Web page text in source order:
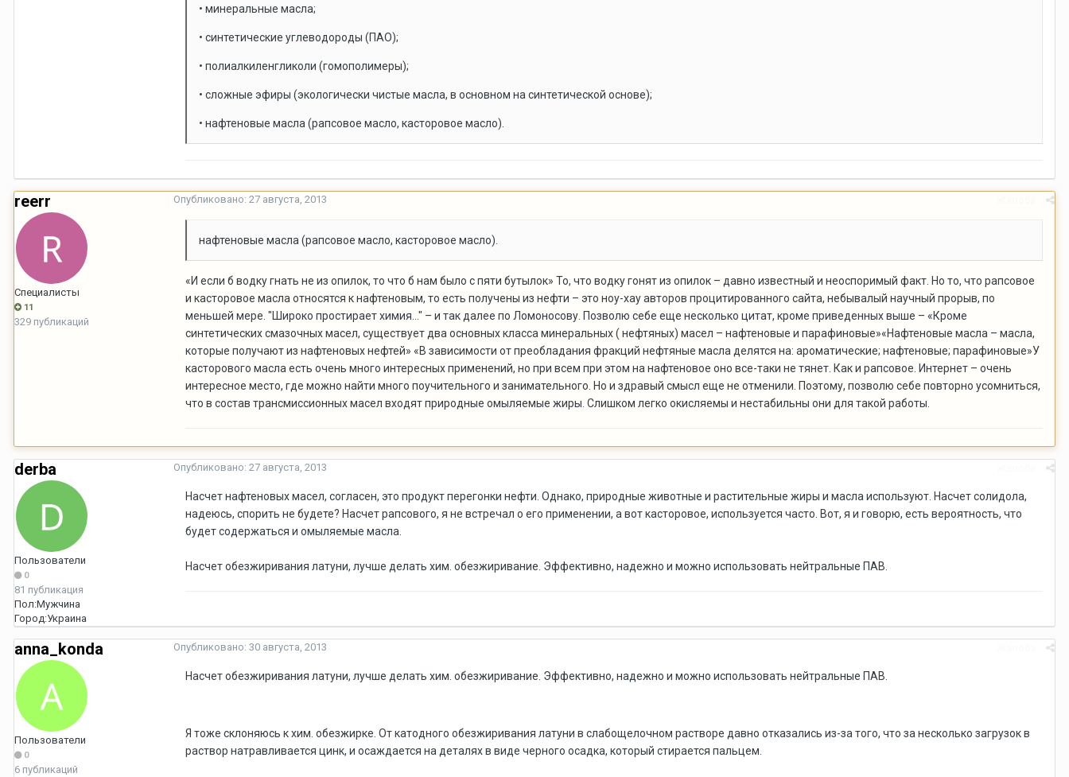
• минеральные масла;
• синтетические углеводороды (ПАО);
• полиалкиленгликоли (гомополимеры);
• сложные эфиры (экологически чистые масла, в основном на синтетической основе);
• нафтеновые масла (рапсовое масло, касторовое масло).
reerr
Специалисты
11
329 публикаций
Опубликовано: 27 августа, 2013
нафтеновые масла (рапсовое масло, касторовое масло).
«И если б водку гнать не из опилок, то что б нам было с пяти бутылок» То, что водку гонят из опилок – давно известный и неоспоримый факт. Но то, что рапсовое
и касторовое масла относятся к нафтеновым, то есть получены из нефти – это ноу-хау авторов процитированного сайта, небывалый научный прорыв, по
меньшей мере. "Широко простирает химия..." – и так далее по Ломоносову. Позволю себе еще несколько цитат, кроме приведенных выше – «Кроме
синтетических смазочных масел, существует два основных класса минеральных ( нефтяных) масел – нафтеновые и парафиновые»«Нафтеновые масла – масла,
которые получают из нафтеновых нефтей» «В зависимости от преобладания фракций нефтяные масла делятся на: ароматические; нафтеновые; парафиновые»У
касторового масла есть очень много интересных применений, но при всем при этом на нафтеновое оно все-таки не тянет. Как и рапсовое. Интернет – очень
интересное место, где можно найти много поучительного и занимательного. Но и здравый смысл еще не отменили. Поэтому, позволю себе повторно усомниться,
что в состав трансмиссионных масел входят природные омыляемые жиры. Слишком легко окисляемы и нестабильны они для такой работы.
derba
Пользователи
0
81 публикация
Пол:Мужчина
Город:Украина
Опубликовано: 27 августа, 2013
Насчет нафтеновых масел, согласен, это продукт перегонки нефти. Однако, природные животные и растительные жиры и масла используют. Насчет солидола,
надеюсь, спорить не будете? Насчет рапсового, я не встречал о его применении, а вот касторовое, используется часто. Вот, я и говорю, есть вероятность, что
будет содержаться и омыляемые масла.
Насчет обезжиривания латуни, лучше делать хим. обезжиривание. Эффективно, надежно и можно использовать нейтральные ПАВ.
anna_konda
Пользователи
0
6 публикаций
Опубликовано: 30 августа, 2013
Насчет обезжиривания латуни, лучше делать хим. обезжиривание. Эффективно, надежно и можно использовать нейтральные ПАВ.
Я тоже склоняюсь к хим. обезжирке. От катодного обезжиривания латуни в слабощелочном растворе давно отказались из-за того, что за несколько загрузок в
раствор натравливается цинк, и осаждается на деталях в виде черного осадка, который стирается пальцем.